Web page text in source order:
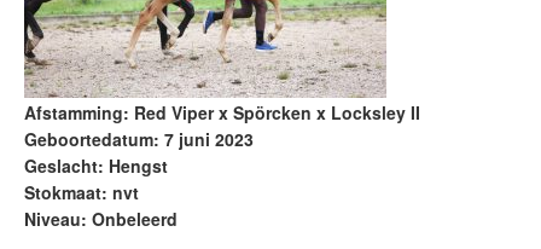
Afstamming: Red Viper x Spörcken x Locksley II
Geboortedatum: 7 juni 2023
Geslacht: Hengst
Stokmaat: nvt
Niveau: Onbeleerd